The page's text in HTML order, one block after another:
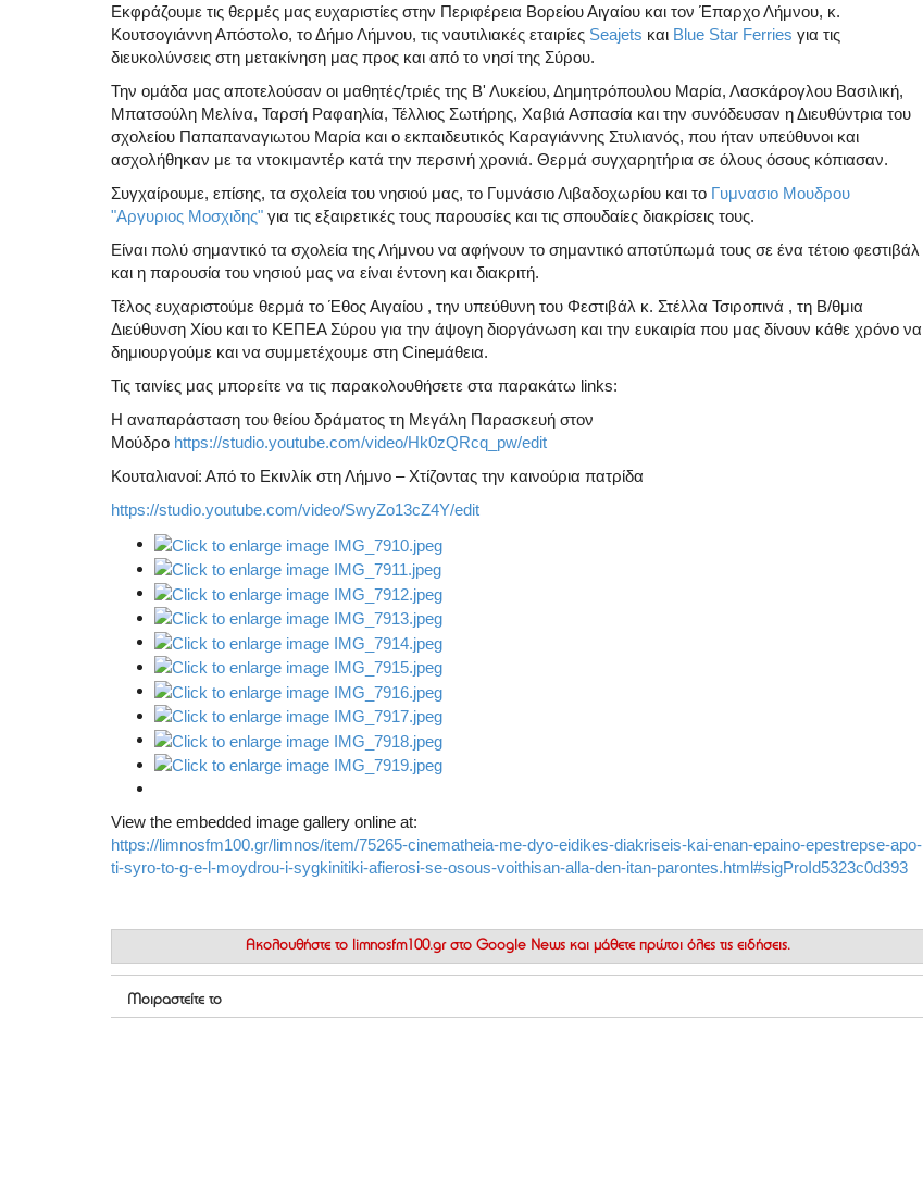
Εκφράζουμε τις θερμές μας ευχαριστίες στην Περιφέρεια Βορείου Αιγαίου και τον Έπαρχο Λήμνου, κ.
Κουτσογιάννη Απόστολο, το Δήμο Λήμνου, τις ναυτιλιακές εταιρίες Seajets και Blue Star Ferries για τις
διευκολύνσεις στη μετακίνηση μας προς και από το νησί της Σύρου.
Την ομάδα μας αποτελούσαν οι μαθητές/τριές της Β' Λυκείου, Δημητρόπουλου Μαρία, Λασκάρογλου Βασιλική,
Μπατσούλη Μελίνα, Ταρσή Ραφαηλία, Τέλλιος Σωτήρης, Χαβιά Ασπασία και την συνόδευσαν η Διευθύντρια του
σχολείου Παπαπαναγιωτου Μαρία και ο εκπαιδευτικός Καραγιάννης Στυλιανός, που ήταν υπεύθυνοι και
ασχολήθηκαν με τα ντοκιμαντέρ κατά την περσινή χρονιά. Θερμά συγχαρητήρια σε όλους όσους κόπιασαν.
Συγχαίρουμε, επίσης, τα σχολεία του νησιού μας, το Γυμνάσιο Λιβαδοχωρίου και το Γυμνασιο Μουδρου
"Αργυριος Μοσχιδης" για τις εξαιρετικές τους παρουσίες και τις σπουδαίες διακρίσεις τους.
Είναι πολύ σημαντικό τα σχολεία της Λήμνου να αφήνουν το σημαντικό αποτύπωμά τους σε ένα τέτοιο φεστιβάλ
και η παρουσία του νησιού μας να είναι έντονη και διακριτή.
Τέλος ευχαριστούμε θερμά το Έθος Αιγαίου , την υπεύθυνη του Φεστιβάλ κ. Στέλλα Τσιροπινά , τη Β/θμια
Διεύθυνση Χίου και το ΚΕΠΕΑ Σύρου για την άψογη διοργάνωση και την ευκαιρία που μας δίνουν κάθε χρόνο να
δημιουργούμε και να συμμετέχουμε στη Cineμάθεια.
Τις ταινίες μας μπορείτε να τις παρακολουθήσετε στα παρακάτω links:
Η αναπαράσταση του θείου δράματος τη Μεγάλη Παρασκευή στον
Μούδρο https://studio.youtube.com/video/Hk0zQRcq_pw/edit
Κουταλιανοί: Από το Εκινλίκ στη Λήμνο – Χτίζοντας την καινούρια πατρίδα
https://studio.youtube.com/video/SwyZo13cZ4Y/edit
View the embedded image gallery online at:
https://limnosfm100.gr/limnos/item/75265-cinematheia-me-dyo-eidikes-diakriseis-kai-enan-epaino-epestrepse-apo-
ti-syro-to-g-e-l-moydrou-i-sygkinitiki-afierosi-se-osous-voithisan-alla-den-itan-parontes.html#sigProId5323c0d393
Ακολουθήστε το limnosfm100.gr στο Google News και μάθετε πρώτοι όλες τις ειδήσεις.
Μοιραστείτε το